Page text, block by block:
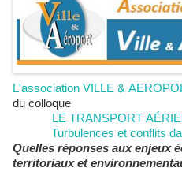
L'association VILLE &
du colloque
LE TRANSPORT
Turbulences et conflits
Quelles réponses aux enjeux
territoriaux et